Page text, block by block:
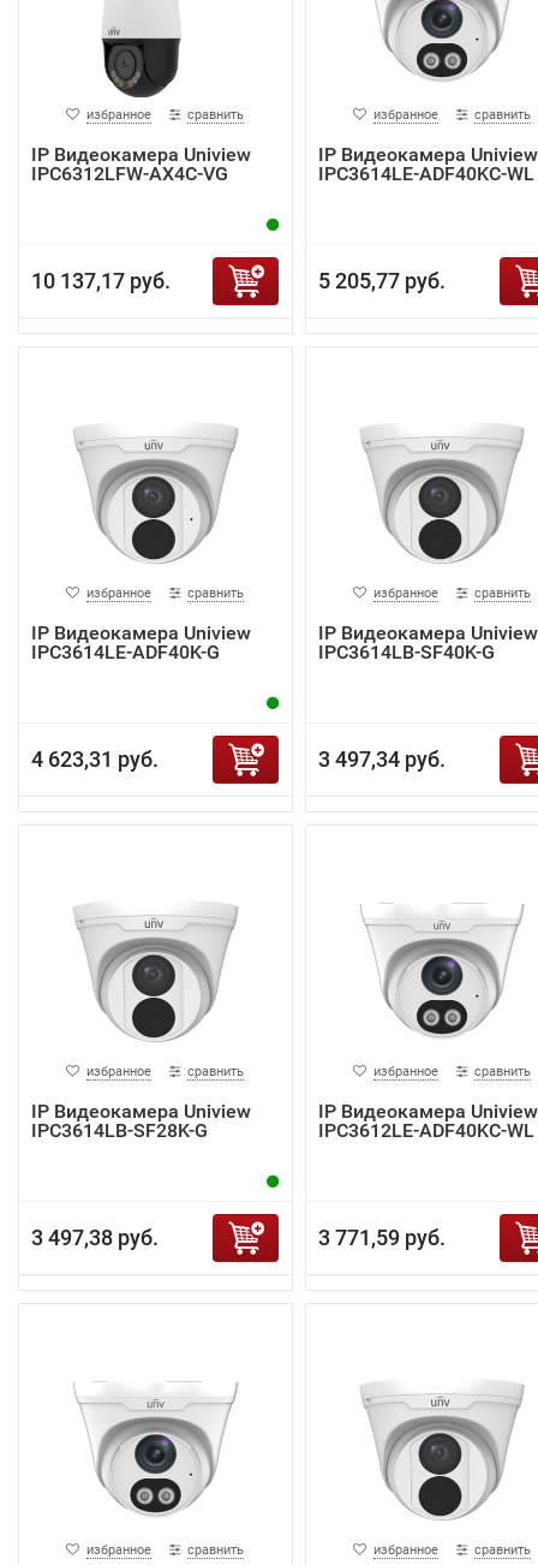
избранное сравнить
IP Видеокамера Uniview
IPC6312LFW-AX4C-VG
10 137,17 руб.
избранное сравнить
IP Видеокамера Uniview
IPC3614LE-ADF40KC-WL
5 205,77 руб.
избранное сравнить
IP Видеокамера Uniview
IPC3614LE-ADF40K-G
4 623,31 руб.
избранное сравнить
IP Видеокамера Uniview
IPC3614LB-SF40K-G
3 497,34 руб.
избранное сравнить
IP Видеокамера Uniview
IPC3614LB-SF28K-G
3 497,38 руб.
избранное сравнить
IP Видеокамера Uniview
IPC3612LE-ADF40KC-WL
3 771,59 руб.
избранное сравнить избранное сравнить